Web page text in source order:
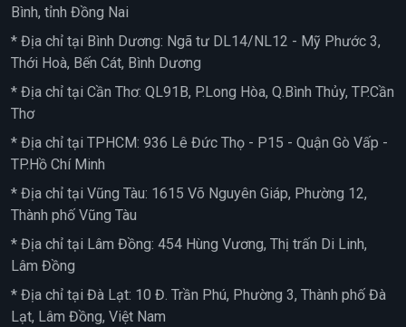
Bình, tỉnh Đồng Nai
* Địa chỉ tại Bình Dương: Ngã tư DL14/NL12 - Mỹ Phước 3,
Thới Hoà, Bến Cát, Bình Dương
* Địa chỉ tại Cần Thơ: QL91B, P.Long Hòa, Q.Bình Thủy, TP.Cần
Thơ
* Địa chỉ tại TPHCM: 936 Lê Đức Thọ - P15 - Quận Gò Vấp -
TP.Hồ Chí Minh
* Địa chỉ tại Vũng Tàu: 1615 Võ Nguyên Giáp, Phường 12,
Thành phố Vũng Tàu
* Địa chỉ tại Lâm Đồng: 454 Hùng Vương, Thị trấn Di Linh,
Lâm Đồng
* Địa chỉ tại Đà Lạt: 10 Đ. Trần Phú, Phường 3, Thành phố Đà
Lạt, Lâm Đồng, Việt Nam